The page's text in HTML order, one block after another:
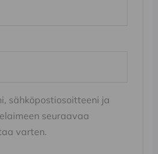
sähköpostiosoitteeni ja
seuraavaa
varten.